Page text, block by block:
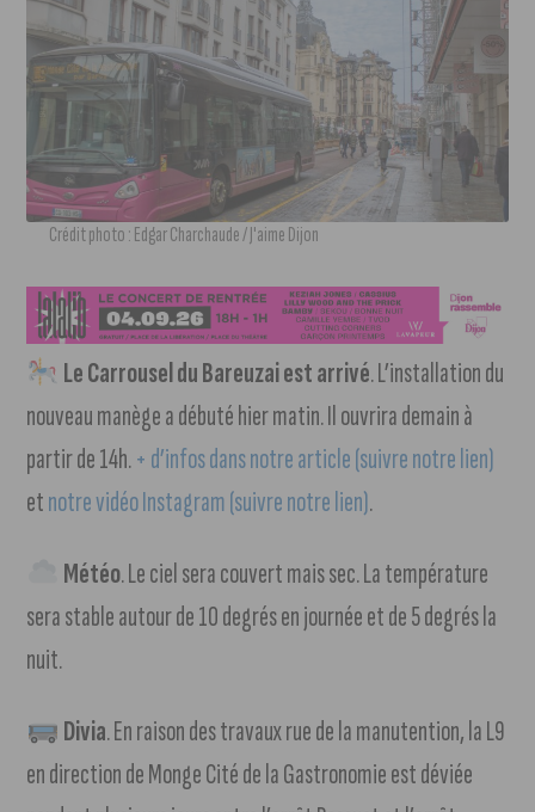
Crédit photo : Edgar Charchaude / J'aime Dijon
Le Carrousel du Bareuzai est arrivé. L’installation du
nouveau manège a débuté hier matin. Il ouvrira demain à
partir de 14h.+ d’infos dans notre article (suivre notre lien)
etnotre vidéo Instagram (suivre notre lien).
Météo. Le ciel sera couvert mais sec. La température
sera stable autour de 10 degrés en journée et de 5 degrés la
nuit.
Divia. En raison des travaux rue de la manutention, la L9
en direction de Monge Cité de la Gastronomie est déviée